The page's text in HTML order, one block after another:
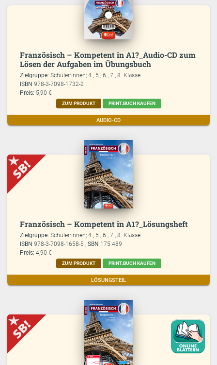
Französisch – Kompetent in A1?_Audio-CD zum
Lösen der Aufgaben im Übungsbuch
Zielgruppe:Schüler:innen; 4., 5., 6., 7., 8. Klasse
ISBN978-3-7098-1732-2
Preis: 5,90 €
ZUM PRODUKT PRINT.BUCH KAUFEN
AUDIO-CD
Französisch – Kompetent in A1?_Lösungsheft
Zielgruppe:Schüler:innen; 4., 5., 6., 7., 8. Klasse
ISBN978-3-7098-1658-5 ,SBN 175.489
Preis: 4,90 €
ZUM PRODUKT PRINT.BUCH KAUFEN
LÖSUNGSTEIL